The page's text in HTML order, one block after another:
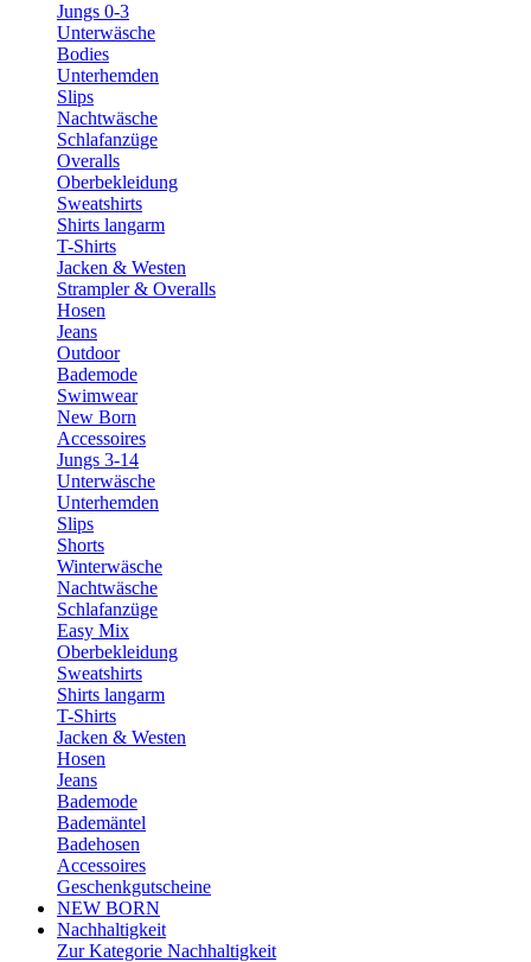
Jungs 0-3
Unterwäsche
Bodies
Unterhemden
Slips
Nachtwäsche
Schlafanzüge
Overalls
Oberbekleidung
Sweatshirts
Shirts langarm
T-Shirts
Jacken & Westen
Strampler & Overalls
Hosen
Jeans
Outdoor
Bademode
Swimwear
New Born
Accessoires
Jungs 3-14
Unterwäsche
Unterhemden
Slips
Shorts
Winterwäsche
Nachtwäsche
Schlafanzüge
Easy Mix
Oberbekleidung
Sweatshirts
Shirts langarm
T-Shirts
Jacken & Westen
Hosen
Jeans
Bademode
Bademäntel
Badehosen
Accessoires
Geschenkgutscheine
NEW BORN
Nachhaltigkeit
Zur Kategorie Nachhaltigkeit